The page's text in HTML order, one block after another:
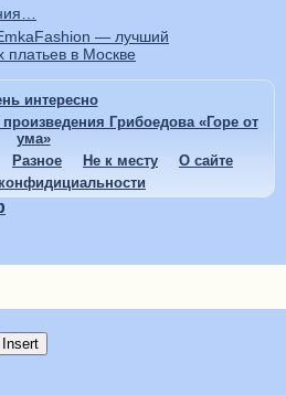
— лучший
платьев в Москве
интересно
Грибоедова «Горе от
ума»
Разное Не к месту
О сайте
Insert